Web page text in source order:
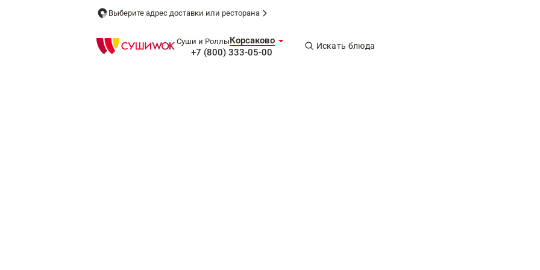
Выберите адрес доставки или ресторана
Суши и РоллыКорсаково
+7 (800) 333-05-00
Искать блюда